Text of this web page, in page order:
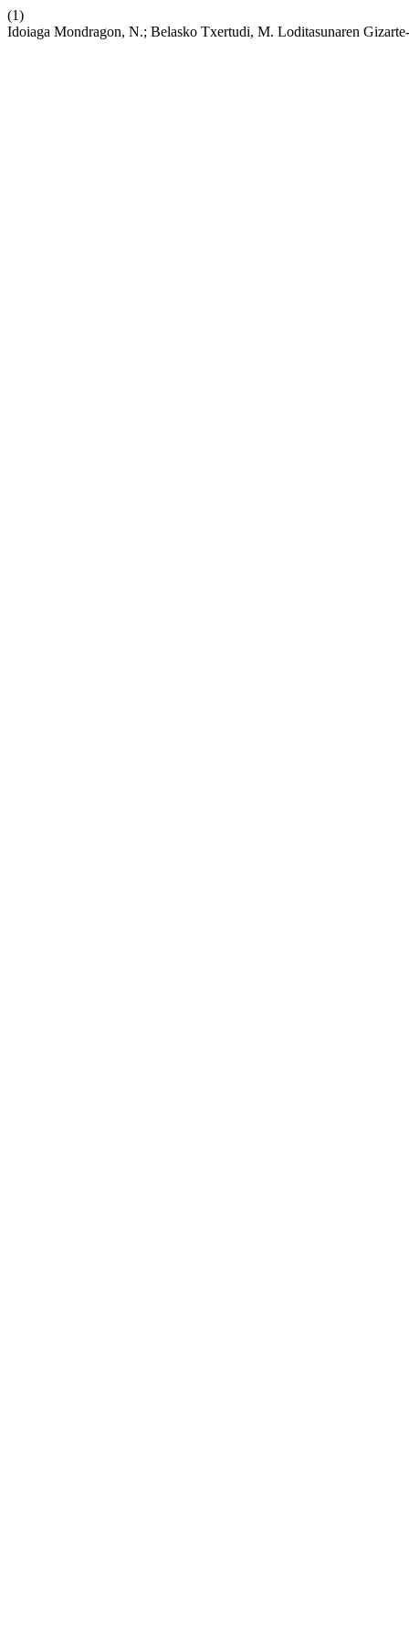
(1)
Idoiaga Mondragon, N.; Belasko Txertudi, M. Loditasunaren